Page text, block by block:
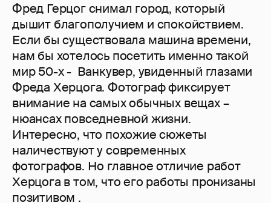
Фред Герцог снимал город, который
дышит благополучием и спокойствием.
Если бы существовала машина времени,
нам бы хотелось посетить именно такой
мир 50-х - Ванкувер, увиденный глазами
Фреда Херцога. Фотограф фиксирует
внимание на самых обычных вещах –
нюансах повседневной жизни.
Интересно, что похожие сюжеты
наличествуют у современных
фотографов. Но главное отличие работ
Херцога в том, что его работы пронизаны
позитивом .